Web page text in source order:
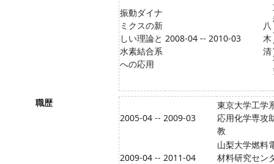
振動ダイナ
ミクスの新
しい理論と
水素結合系
への応用
2008-04 -- 2010-03
八
木
清
職歴
2005-04 -- 2009-03
東京大学工学
応用化学専攻
教
2009-04 -- 2011-04
山梨大学燃料
材料研究セン